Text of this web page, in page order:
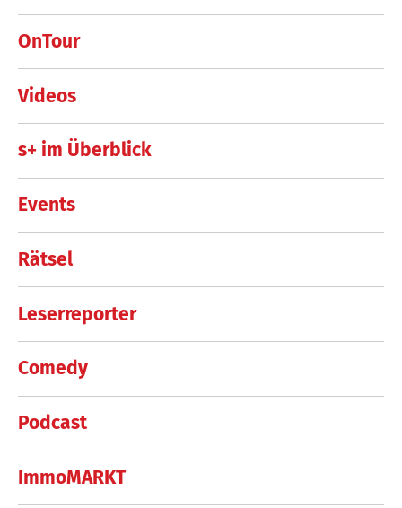
OnTour
Videos
s+ im Überblick
Events
Rätsel
Leserreporter
Comedy
Podcast
ImmoMARKT